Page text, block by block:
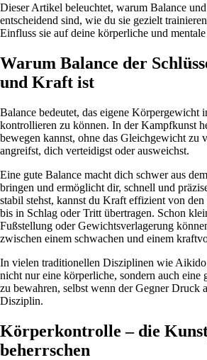
Dieser Artikel beleuchtet, warum Balance
entscheidend sind, wie du sie gezielt
Einfluss sie auf deine körperliche und
Warum Balance der
und Kraft ist
Balance bedeutet, das eigene Körpergewicht
kontrollieren zu können. In der Kampfkunst
bewegen kannst, ohne das Gleichgewicht zu
angreifst, dich verteidigst oder ausweichst.
Eine gute Balance macht dich schwer aus
bringen und ermöglicht dir, schnell und
stabil stehst, kannst du Kraft effizient von
bis in Schlag oder Tritt übertragen. Schon
Fußstellung oder Gewichtsverlagerung
zwischen einem schwachen und einem
In vielen traditionellen Disziplinen wie
nicht nur eine körperliche, sondern auch eine
zu bewahren, selbst wenn der Gegner Druck
Disziplin.
Körperkontrolle – die
beherrschen